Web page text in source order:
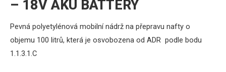
– 18V AKU BATTERY
Pevná polyetylénová mobilní nádrž na přepravu nafty o
objemu 100 litrů, která je osvobozena od ADR podle bodu
1.1.3.1.C